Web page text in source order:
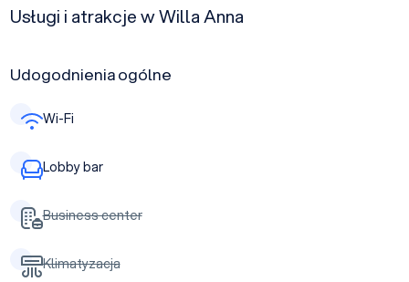
Usługi i atrakcje w Willa Anna
Udogodnienia ogólne
Wi-Fi
Lobby bar
Business center
Klimatyzacja